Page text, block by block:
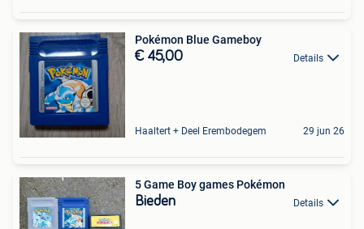
Pokémon Blue Gameboy
€ 45,00 Details
Haaltert + Deel Erembodegem 29 jun 26
5 Game Boy games Pokémon
Bieden Details